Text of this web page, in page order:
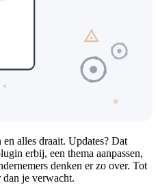
alles draait. Updates? Dat
erbij, een thema aanpassen,
denken er zo over. Tot
dan je verwacht.